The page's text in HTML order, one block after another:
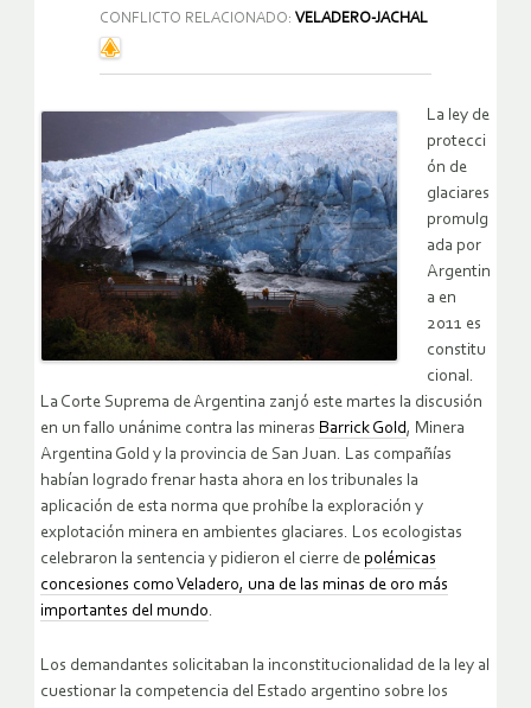
CONFLICTO RELACIONADO: VELADERO-JACHAL
La ley de
protecci
ón de
glaciares
promulg
ada por
Argentin
a en
2011 es
constitu
cional.
La Corte Suprema de Argentina zanjó este martes la discusión
en un fallo unánime contra las mineras Barrick Gold, Minera
Argentina Gold y la provincia de San Juan. Las compañías
habían logrado frenar hasta ahora en los tribunales la
aplicación de esta norma que prohíbe la exploración y
explotación minera en ambientes glaciares. Los ecologistas
celebraron la sentencia y pidieron el cierre de polémicas
concesiones como Veladero, una de las minas de oro más
importantes del mundo.
Los demandantes solicitaban la inconstitucionalidad de la ley al
cuestionar la competencia del Estado argentino sobre los